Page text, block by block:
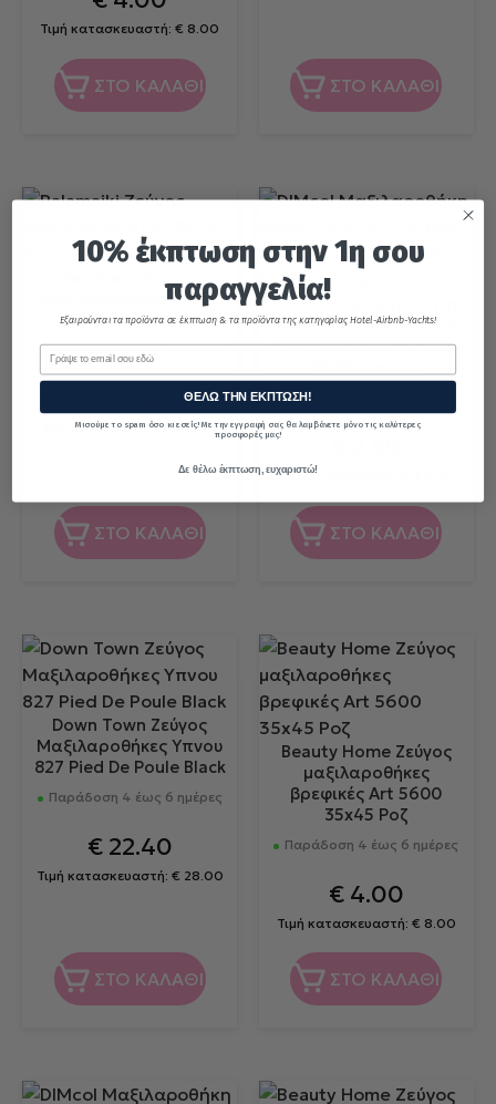
Τιμή κατασκευαστή:€ 8.00
ΣΤΟ ΚΑΛΑΘΙ ΣΤΟ ΚΑΛΑΘΙ
Palamaiki Ζεύγος
Μαξιλαροθήκες 52x72
ETOILE/2 PINK
Παράδοση 1 έως 3 ημέρες
Τιμή κατασκευαστή:€9.20
ΣΤΟ ΚΑΛΑΘΙ
DIMcol Μαξιλαροθήκη
bebe Premium Shadow
631 35X45 Electric Blue
Παράδοση 4 έως 6 ημέρες
Τιμή κατασκευαστή:
ΣΤΟ ΚΑΛΑΘΙ
Down Town Ζεύγος
Μαξιλαροθήκες Υπνου
827 Pied De Poule Black
Παράδοση 4 έως 6 ημέρες
€22.40
Τιμή κατασκευαστή: € 28.00
ΣΤΟ ΚΑΛΑΘΙ
Beauty Home Ζεύγος
μαξιλαροθήκες
βρεφικές Art 5600
35x45 Ροζ
Παράδοση 4 έως 6 ημέρες
€4.00
Τιμή κατασκευαστή: € 8.00
ΣΤΟ ΚΑΛΑΘΙ
10% έκπτωση στην 1η σου
παραγγελία!
Εξαιρούνται τα προϊόντα σε έκπτωση & τα προϊόντα της κατηγορίας Hotel-Airbnb-Yachts!
Email
ΘΕΛΩ ΤΗΝ ΕΚΠΤΩΣΗ!
Μισούμε το spam όσο κι εσείς! Με την εγγραφή σας θα λαμβάνετε μόνο τις καλύτερες
προσφορές μας!
Δε θέλω έκπτωση, ευχαριστώ!